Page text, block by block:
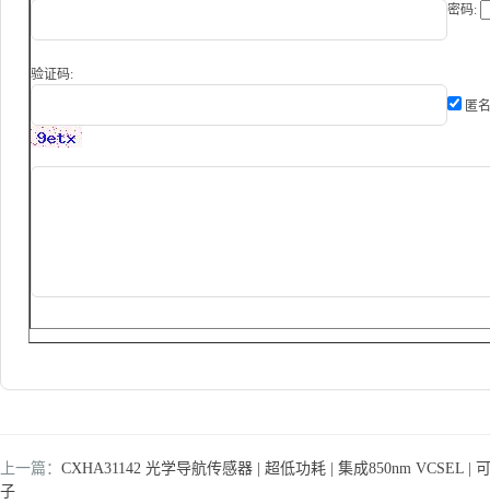
密码:
验证码:
匿
上一篇： CXHA31142 光学导航传感器 | 超低功耗 | 集成850nm VCSEL |
子